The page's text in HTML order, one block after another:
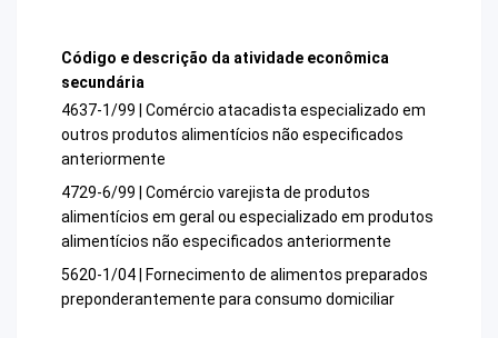
Código e descrição da atividade econômica
secundária
4637-1/99 | Comércio atacadista especializado em
outros produtos alimentícios não especificados
anteriormente
4729-6/99 | Comércio varejista de produtos
alimentícios em geral ou especializado em produtos
alimentícios não especificados anteriormente
5620-1/04 | Fornecimento de alimentos preparados
preponderantemente para consumo domiciliar